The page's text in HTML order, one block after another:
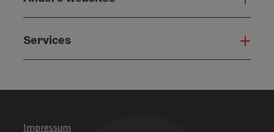
Services
Impressum